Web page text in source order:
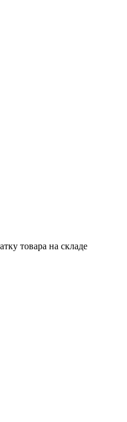
товара на складе